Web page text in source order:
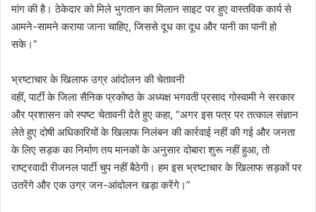
मांग की है। ठेकेदार को मिले भुगतान का मिलान साइट पर हुए वास्तविक कार्य से
आमने-सामने कराया जाना चाहिए, जिससे दूध का दूध और पानी का पानी हो
सके।”
भ्रष्टाचार के खिलाफ उग्र आंदोलन की चेतावनी
​वहीं, पार्टी के जिला सैनिक प्रकोष्ठ के अध्यक्ष भगवती प्रसाद गोस्वामी ने सरकार
और प्रशासन को स्पष्ट चेतावनी देते हुए कहा, “अगर इस पत्र पर तत्काल संज्ञान
लेते हुए दोषी अधिकारियों के खिलाफ निलंबन की कार्रवाई नहीं की गई और जनता
के लिए सड़क का निर्माण तय मानकों के अनुसार दोबारा शुरू नहीं हुआ, तो
राष्ट्रवादी रीजनल पार्टी चुप नहीं बैठेगी। हम इस भ्रष्टाचार के खिलाफ सड़कों पर
उतरेंगे और एक उग्र जन-आंदोलन खड़ा करेंगे।”